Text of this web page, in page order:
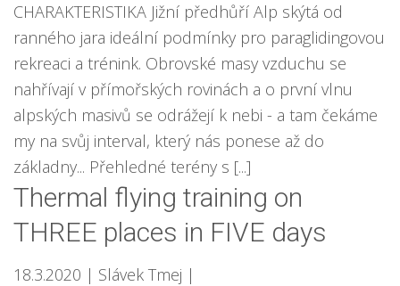
CHARAKTERISTIKA Jižní předhůří Alp skýtá od
ranného jara ideální podmínky pro paraglidingovou
rekreaci a trénink. Obrovské masy vzduchu se
nahřívají v přímořských rovinách a o první vlnu
alpských masivů se odrážejí k nebi - a tam čekáme
my na svůj interval, který nás ponese až do
základny... Přehledné terény s [...]
Thermal flying training on
THREE places in FIVE days
18.3.2020 | Slávek Tmej |